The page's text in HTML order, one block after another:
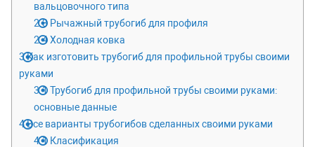
вальцовочного типа
2.3 Рычажный трубогиб для профиля
2.4Холодная ковка
3Как изготовить трубогиб для профильной трубы своими
руками
3.1Трубогиб для профильной трубы своими руками:
основные данные
4Все варианты трубогибов сделанных своими руками
4.1 Класификация